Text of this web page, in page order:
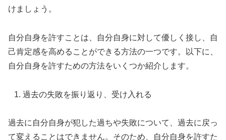
けましょう。
自分自身を許すことは、自分自身に対して優しく接し、自
己肯定感を高めることができる方法の一つです。以下に、
自分自身を許すための方法をいくつか紹介します。
過去の失敗を振り返り、受け入れる
過去に自分自身が犯した過ちや失敗について、過去に戻っ
て変えることはできません。そのため、自分自身を許すた